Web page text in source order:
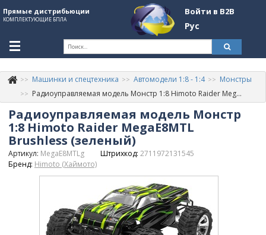
Прямые дистрибьюции
КОМПЛЕКТУЮЩИЕ БПЛА
Войти в B2B
Рус
+380507774092
Информация о компании
About Company
Обзоры
Войти в B2B
Машинки и спецтехника Автомодели 1:8 - 1:4
Монстры
Радиоуправляемая модель Монстр 1:8 Himoto Raider MegaE8MTL Brushless (зеленый)
Радиоуправляемая модель Монстр
1:8 Himoto Raider MegaE8MTL
Brushless (зеленый)
Артикул: MegaE8MTLg Штрихкод: 2711972131545
Бренд: Himoto (Хаймото)